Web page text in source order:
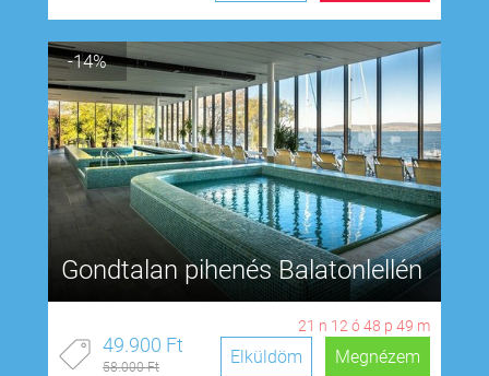
-14%
Gondtalan pihenés Balatonlellén
21 n 12 ó48 p 48 m
49.900 Ft
58.000 Ft Megnézem
Elküldöm